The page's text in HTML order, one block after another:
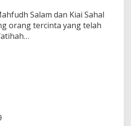
Salam dan Kiai Sahal
orang tercinta yang telah